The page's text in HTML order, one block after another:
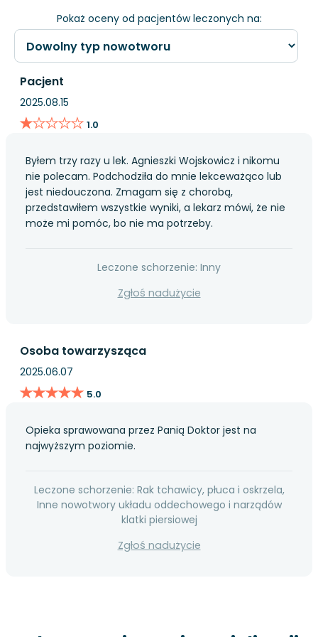
Pokaż oceny od pacjentów leczonych na:
Pacjent
2025.08.15
★★★★★
★★★★★ 1.0
Byłem trzy razy u lek. Agnieszki Wojskowicz i nikomu
nie polecam. Podchodziła do mnie lekceważąco lub
jest niedouczona. Zmagam się z chorobą,
przedstawiłem wszystkie wyniki, a lekarz mówi, że nie
może mi pomóc, bo nie ma potrzeby.
Leczone schorzenie: Inny
Zgłoś nadużycie
Osoba towarzysząca
2025.06.07
★★★★★
★★★★★ 5.0
Opieka sprawowana przez Panią Doktor jest na
najwyższym poziomie.
Leczone schorzenie: Rak tchawicy, płuca i oskrzela,
Inne nowotwory układu oddechowego i narządów
klatki piersiowej
Zgłoś nadużycie